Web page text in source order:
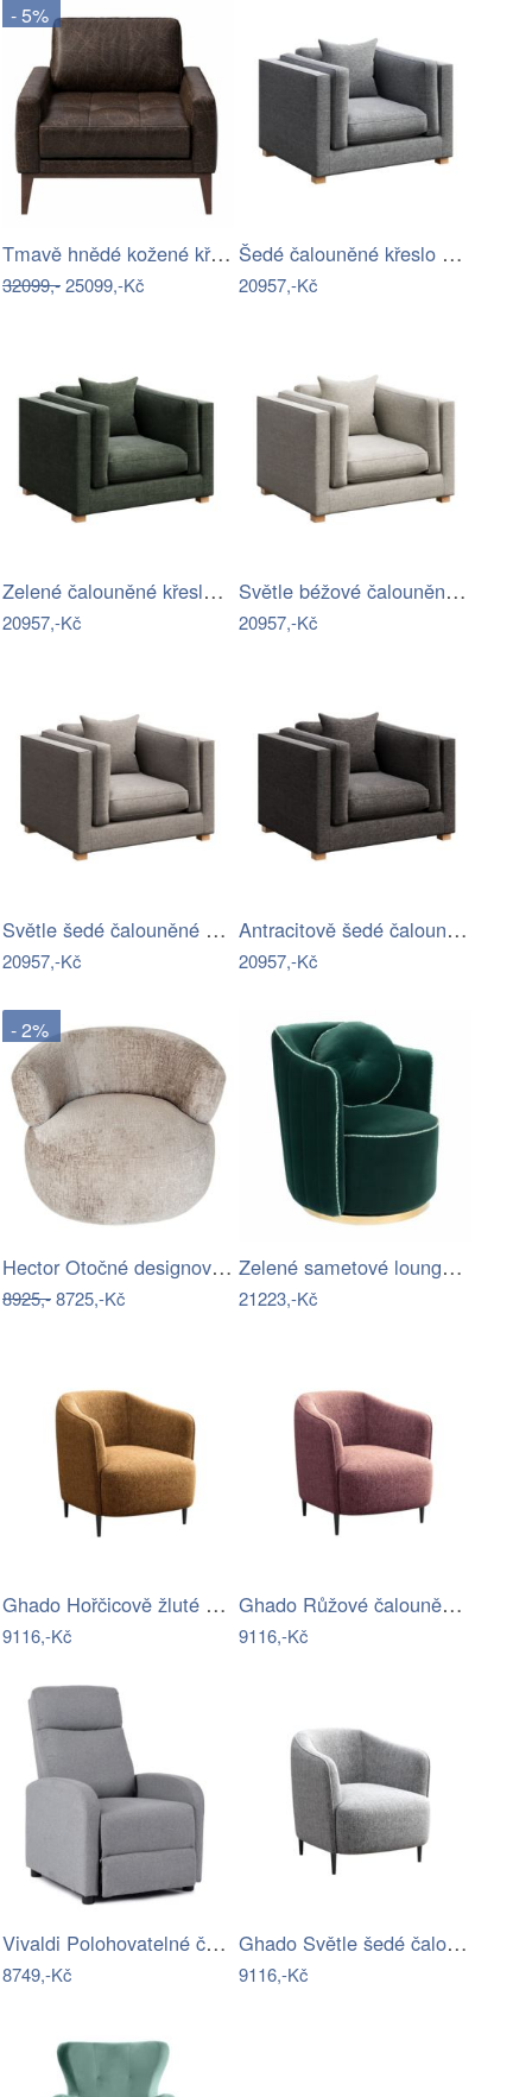
- 5%
Tmavě hnědé kožené křeslo MESONICA…
32099,-25099,-Kč
Šedé čalouněné křeslo Ame Yens Pomo
20957,-Kč
Zelené čalouněné křeslo Ame Yens Pomo
20957,-Kč
Světle béžové čalouněné křeslo Ame Yens…
20957,-Kč
Světle šedé čalouněné křeslo Ame Yens…
20957,-Kč
Antracitově šedé čalouněné křeslo Ame…
20957,-Kč
- 2%
Hector Otočné designové křeslo Ambi…
8925,-8725,-Kč
Zelené sametové lounge křeslo Bold…
21223,-Kč
Ghado Hořčicově žluté čalouněné křeslo…
9116,-Kč
Ghado Růžové čalouněné křeslo Galbe
9116,-Kč
Vivaldi Polohovatelné čalouněné křeslo…
8749,-Kč
Ghado Světle šedé čalouněné křeslo Galbe
9116,-Kč